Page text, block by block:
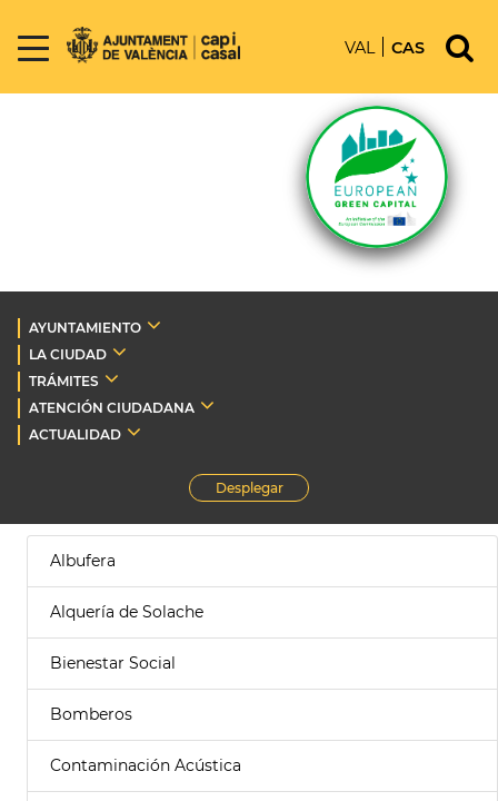
VAL CAS
AYUNTAMIENTO
LA CIUDAD
TRÁMITES
ATENCIÓN CIUDADANA
ACTUALIDAD
Desplegar
Albufera
Alquería de Solache
Bienestar Social
Bomberos
Contaminación Acústica